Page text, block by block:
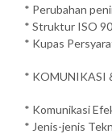
* Perubahan
* Struktur ISO
* Kupas
* KOMUNIKASI
* Komunikasi
* Jenis-jenis